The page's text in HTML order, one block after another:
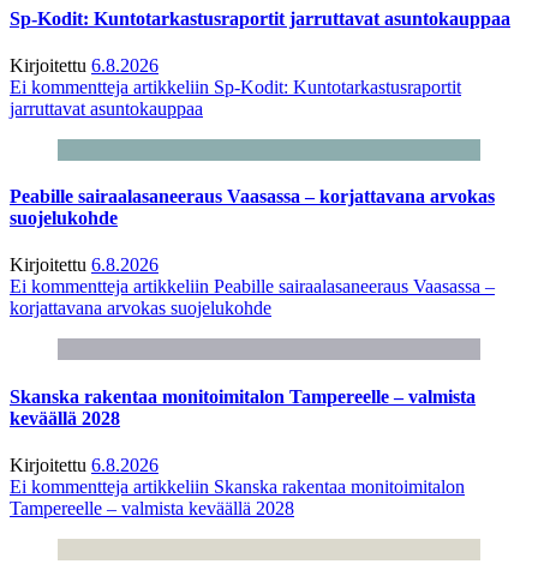
Sp-Kodit: Kuntotarkastusraportit jarruttavat asuntokauppaa
Kirjoitettu 6.8.2026
Ei kommentteja artikkeliin Sp-Kodit: Kuntotarkastusraportit
jarruttavat asuntokauppaa
Peabille sairaalasaneeraus Vaasassa – korjattavana arvokas
suojelukohde
Kirjoitettu 6.8.2026
Ei kommentteja artikkeliin Peabille sairaalasaneeraus Vaasassa –
korjattavana arvokas suojelukohde
Skanska rakentaa monitoimitalon Tampereelle – valmista
keväällä 2028
Kirjoitettu 6.8.2026
Ei kommentteja artikkeliin Skanska rakentaa monitoimitalon
Tampereelle – valmista keväällä 2028